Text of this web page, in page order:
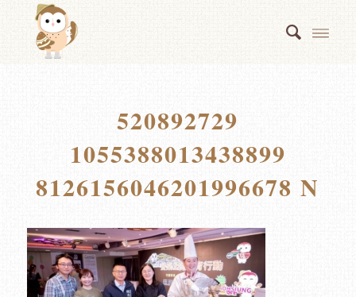
520892729
1055388013438899
8126156046201996678 N